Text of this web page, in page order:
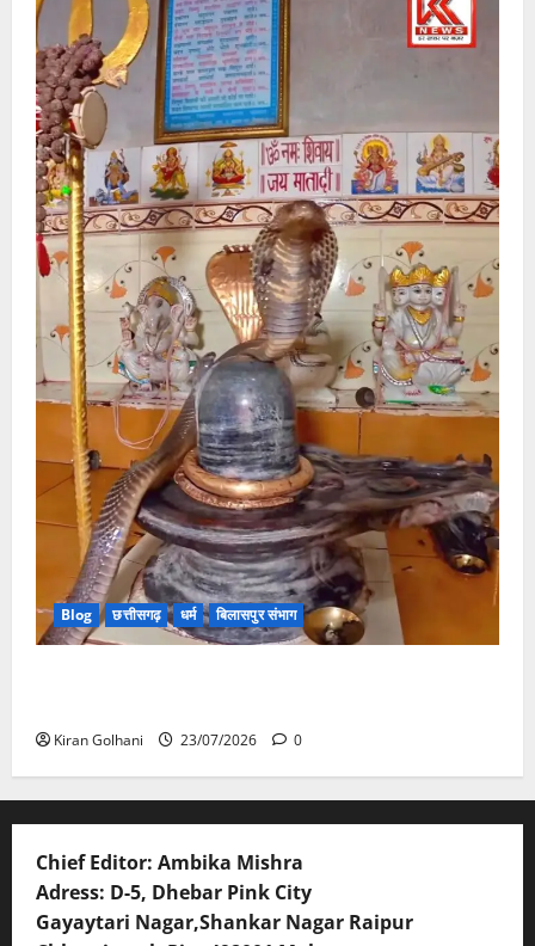
Blog छत्तीसगढ़ धर्म बिलासपुर संभाग
Kiran Golhani 23/07/2026 0
Chief Editor: Ambika Mishra
Adress: D-5, Dhebar Pink City
Gayaytari Nagar,Shankar Nagar Raipur